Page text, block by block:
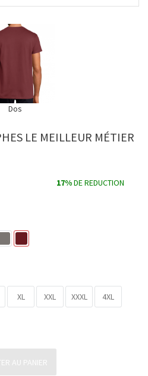
Dos
LE MEILLEUR MÉTIER
17%DE REDUCTION
XL XXL XXXL 4XL
AU PANIER